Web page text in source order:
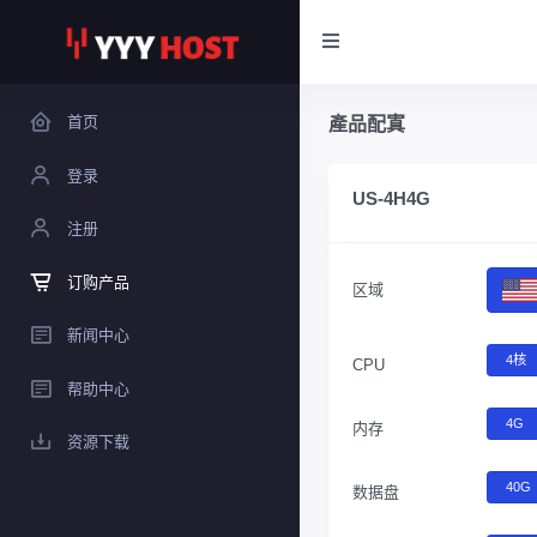
首页
登录
注册
订购产品
新闻中心
帮助中心
资源下载
產品配寘
US-4H4G
区域
CPU 4核
内存 4G
数据盘 40G